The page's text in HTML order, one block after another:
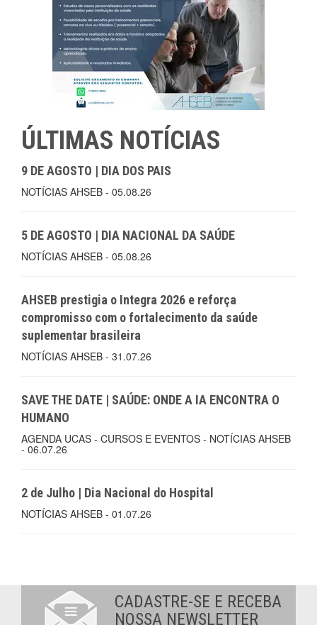
ÚLTIMAS NOTÍCIAS
9 DE AGOSTO | DIA DOS PAIS
NOTÍCIAS AHSEB - 05.08.26
5 DE AGOSTO | DIA NACIONAL DA SAÚDE
NOTÍCIAS AHSEB - 05.08.26
AHSEB prestigia o Integra 2026 e reforça
compromisso com o fortalecimento da saúde
suplementar brasileira
NOTÍCIAS AHSEB - 31.07.26
SAVE THE DATE | SAÚDE: ONDE A IA ENCONTRA O
HUMANO
AGENDA UCAS - CURSOS E EVENTOS - NOTÍCIAS AHSEB
- 06.07.26
2 de Julho | Dia Nacional do Hospital
NOTÍCIAS AHSEB - 01.07.26
CADASTRE-SE E RECEBA
NOSSA NEWSLETTER